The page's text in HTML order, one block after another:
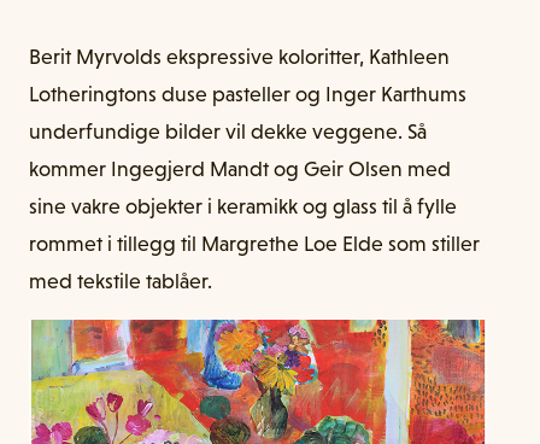
Berit Myrvolds ekspressive koloritter, Kathleen
Lotheringtons duse pasteller og Inger Karthums
underfundige bilder vil dekke veggene. Så
kommer Ingegjerd Mandt og Geir Olsen med
sine vakre objekter i keramikk og glass til å fylle
rommet i tillegg til Margrethe Loe Elde som stiller
med tekstile tablåer.